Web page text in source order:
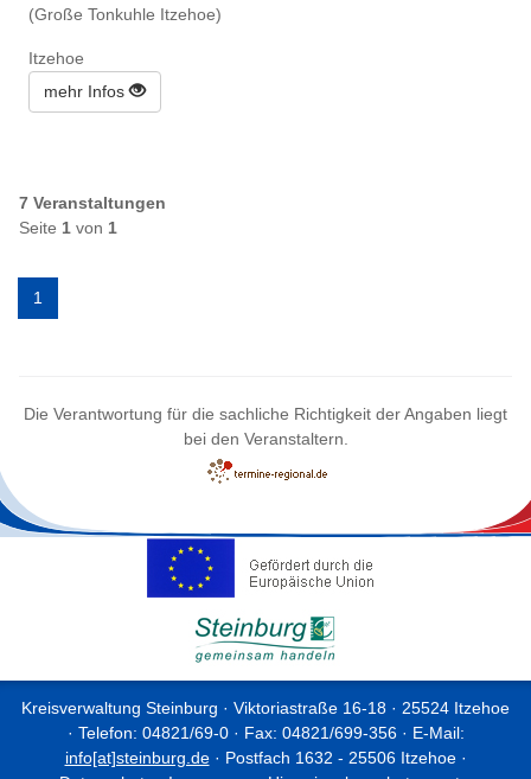
(Große Tonkuhle Itzehoe)
Itzehoe
mehr Infos
7 Veranstaltungen
Seite 1 von 1
1
Die Verantwortung für die sachliche Richtigkeit der Angaben liegt
bei den Veranstaltern.
Kreisverwaltung Steinburg · Viktoriastraße 16-18 · 25524 Itzehoe
· Telefon: 04821/69-0 · Fax: 04821/699-356 · E-Mail:
info[at]steinburg.de· Postfach 1632 - 25506 Itzehoe ·